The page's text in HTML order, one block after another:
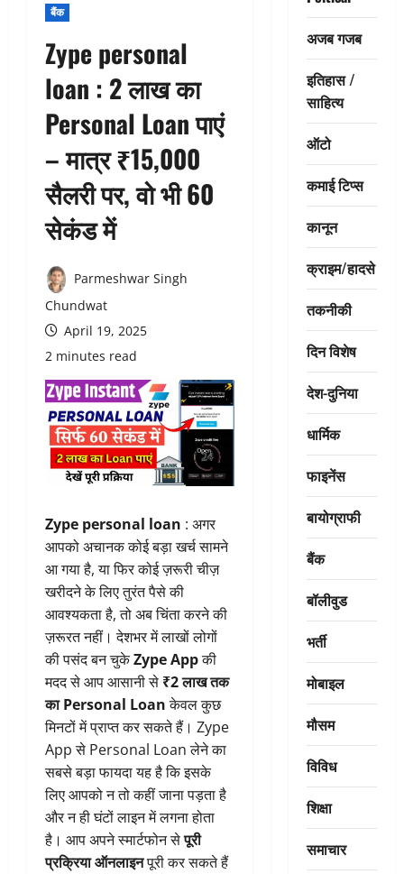
बैंक
Zype personal
loan : 2 लाख का
Personal Loan पाएं
– मात्र ₹15,000
सैलरी पर, वो भी 60
सेकंड में
Parmeshwar Singh
Chundwat
April 19, 2025
2 minutes read
Zype personal loan : अगर
आपको अचानक कोई बड़ा खर्च सामने
आ गया है, या फिर कोई ज़रूरी चीज़
खरीदने के लिए तुरंत पैसे की
आवश्यकता है, तो अब चिंता करने की
ज़रूरत नहीं। देशभर में लाखों लोगों
की पसंद बन चुकेZype Appकी
मदद से आप आसानी से ₹2 लाख तक
का Personal Loanकेवल कुछ
मिनटों में प्राप्त कर सकते हैं। Zype
App से Personal Loan लेने का
सबसे बड़ा फायदा यह है कि इसके
लिए आपको न तो कहीं जाना पड़ता है
और न ही घंटों लाइन में लगना होता
है। आप अपने स्मार्टफोन सेपूरी
प्रक्रिया ऑनलाइनपूरी कर सकते हैं
अजब गजब
इतिहास /
साहित्य
ऑटो
कमाई टिप्स
कानून
क्राइम/हादसे
तकनीकी
दिन विशेष
देश-दुनिया
धार्मिक
फाइनेंस
बायोग्राफी
बैंक
बॉलीवुड
भर्ती
मोबाइल
मौसम
विविध
शिक्षा
समाचार